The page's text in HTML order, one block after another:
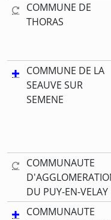
COMMUNE DE
THORAS
COMMUNE DE LA
SEAUVE SUR
SEMENE
COMMUNAUTE
DU PUY-EN-VELAY
COMMUNAUTE